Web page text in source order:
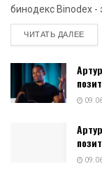
бинодекс Binodex -
ЧИТАТЬ ДАЛЕЕ